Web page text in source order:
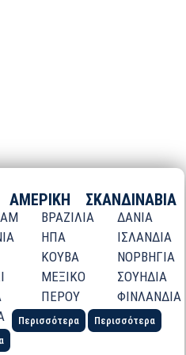
ΑΜΕΡΙΚΗ
ΒΡΑΖΙΛΙΑ
ΗΠΑ
ΚΟΥΒΑ
ΜΕΞΙΚΟ
ΠΕΡΟΥ
Περισσότερα
ΣΚΑΝΔΙΝΑΒΙΑ
ΔΑΝΙΑ
ΙΣΛΑΝΔΙΑ
ΝΟΡΒΗΓΙΑ
ΣΟΥΗΔΙΑ
ΦΙΝΛΑΝΔΙΑ
Περισσότερα